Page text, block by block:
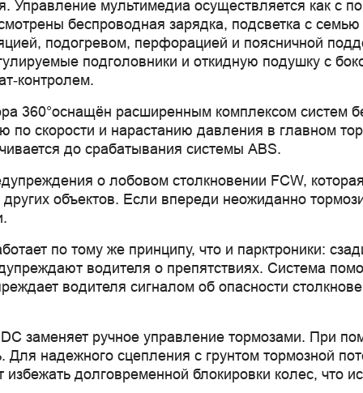
Управление мультимедиа осуществляется как с
беспроводная зарядка, подсветка с
подогревом, перфорацией и поясничной
подголовники и откидную подушку с
360°оснащён расширенным комплексом систем
по скорости и нарастанию давления в главном
до срабатывания системы ABS.
о лобовом столкновении FCW,
объектов. Если впереди неожиданно
по тому же принципу, что и парктроники:
водителя о препятствиях. Система
водителя сигналом об опасности
заменяет ручное управление тормозами. При
Для надежного сцепления с грунтом тормозной
долговременной блокировки колес, что